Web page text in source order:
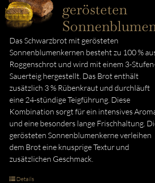
gerösteten
Das Schwarzbrot mit gerösteten
Sonnenblumenkernen besteht zu 100 %
Roggenschrot und wird mit einem 3-
Sauerteig hergestellt. Das Brot enthält
zusätzlich 3 % Rübenkraut und durchläuft
eine 24-stündige Teigführung. Diese
Kombination sorgt für ein intensives
und eine besonders lange Frischhaltung.
gerösteten Sonnenblumenkerne verleihen
dem Brot eine knusprige Textur und
zusätzlichen Geschmack.
Details